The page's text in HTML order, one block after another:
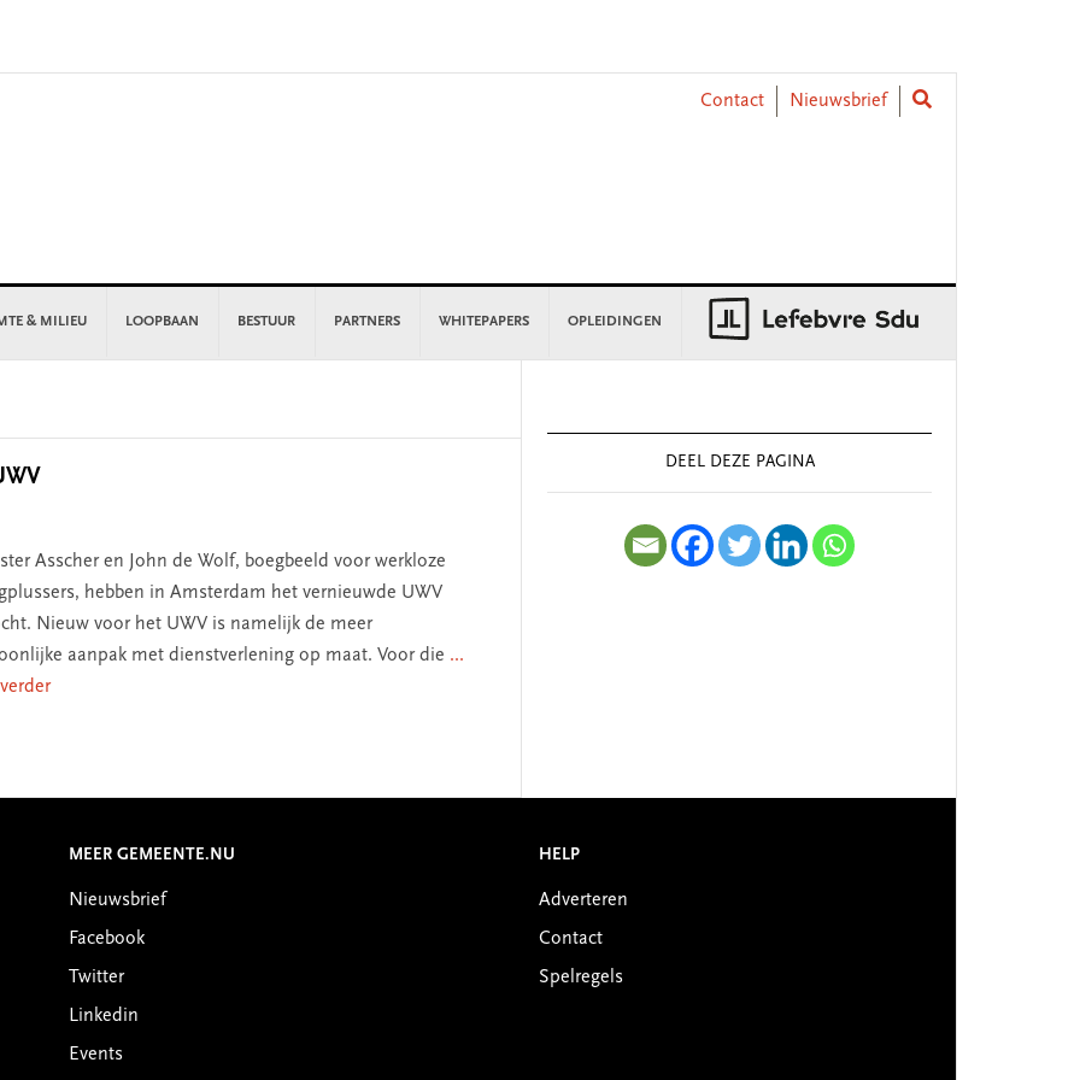
Contact
Nieuwsbrief
& MILIEU LOOPBAAN BESTUUR PARTNERS WHITEPAPERS OPLEIDINGEN
Asscher en John de Wolf, boegbeeld voor werkloze
hebben in Amsterdam het vernieuwde UWV
Nieuw voor het UWV is namelijk de meer
aanpak met dienstverlening op maat. Voor die ...
Sidebar
DEEL DEZE PAGINA
MEER GEMEENTE.NU
Nieuwsbrief
Facebook
Twitter
Linkedin
Events
HELP
Adverteren
Contact
Spelregels